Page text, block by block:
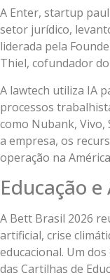
A Enter, startup
setor jurídico,
liderada pela
Thiel, cofundador do
A lawtech utiliza IA
processos
como Nubank, Vivo,
a empresa, os
operação na
Educação
A Bett Brasil 2026
artificial, crise
educacional. Um
das Cartilhas de